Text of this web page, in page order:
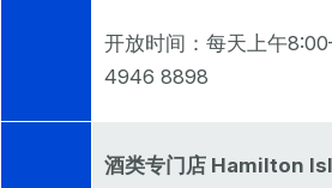
开放时间：每天上午
4946 8898
酒类专门店 Hamilton